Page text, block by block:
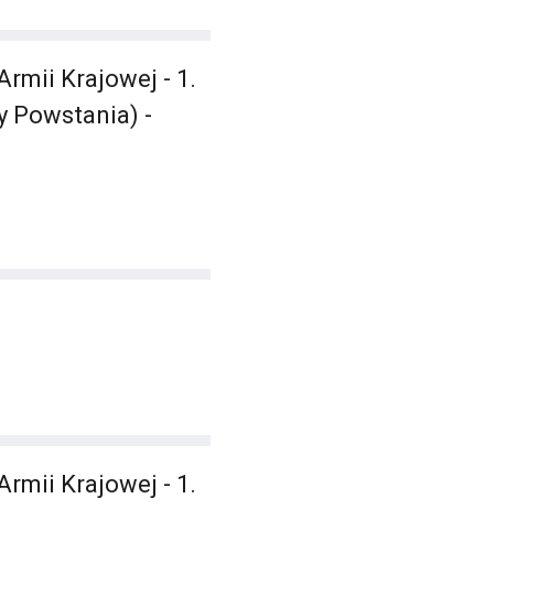
Krajowej - 1.
Powstania) -
Krajowej - 1.